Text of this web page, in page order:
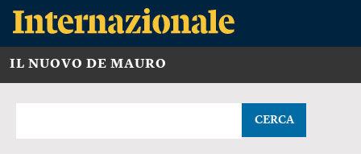
IL NUOVO DE MAURO
CERCA